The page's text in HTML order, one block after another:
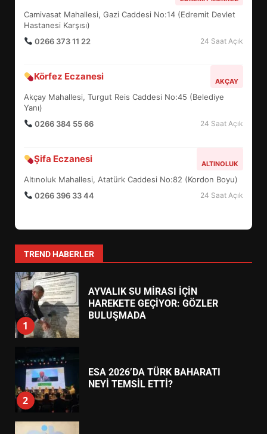
Camivasat Mahallesi, Gazi Caddesi No:14 (Edremit Devlet
Hastanesi Karşısı)
0266 373 11 22
24 Saat Açık
Körfez Eczanesi AKÇAY
Akçay Mahallesi, Turgut Reis Caddesi No:45 (Belediye
Yanı)
0266 384 55 66
24 Saat Açık
Şifa Eczanesi ALTINOLUK
Altınoluk Mahallesi, Atatürk Caddesi No:82 (Kordon Boyu)
0266 396 33 44
24 Saat Açık
TREND HABERLER
4
FİNALİNDE NE BAŞARDI?
5
BALIKESİR MÜZELERİNDE SÜRE
6
TURNUVASI KAYITLARI NEYİ
DEĞİŞTİRİYOR?
7
YENİ YÖNETİM NASIL
1
AYVALIK SU MİRASI İÇİN
HAREKETE GEÇİYOR: GÖZLER
BULUŞMADA
2
ESA 2026’DA TÜRK BAHARATI
NEYİ TEMSİL ETTİ?